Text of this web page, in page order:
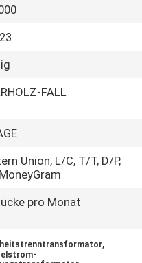
FALL
Union, L/C, T/T, D/P,
pro Monat
,